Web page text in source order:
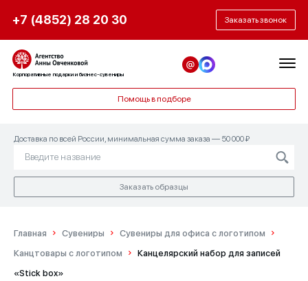
+7 (4852) 28 20 30 Заказать звонок
Корпоративные подарки и бизнес-сувениры
Помощь в подборе
Доставка по всей России, минимальная сумма заказа — 50 000 ₽
Заказать образцы
Главная Сувениры
Сувениры для офиса с логотипом
Канцтовары с логотипом
Канцелярский набор для записей
«Stick box»